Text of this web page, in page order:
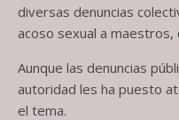
diversas denuncias
acoso sexual a maestros,
Aunque las denuncias
autoridad les ha puesto
el tema.